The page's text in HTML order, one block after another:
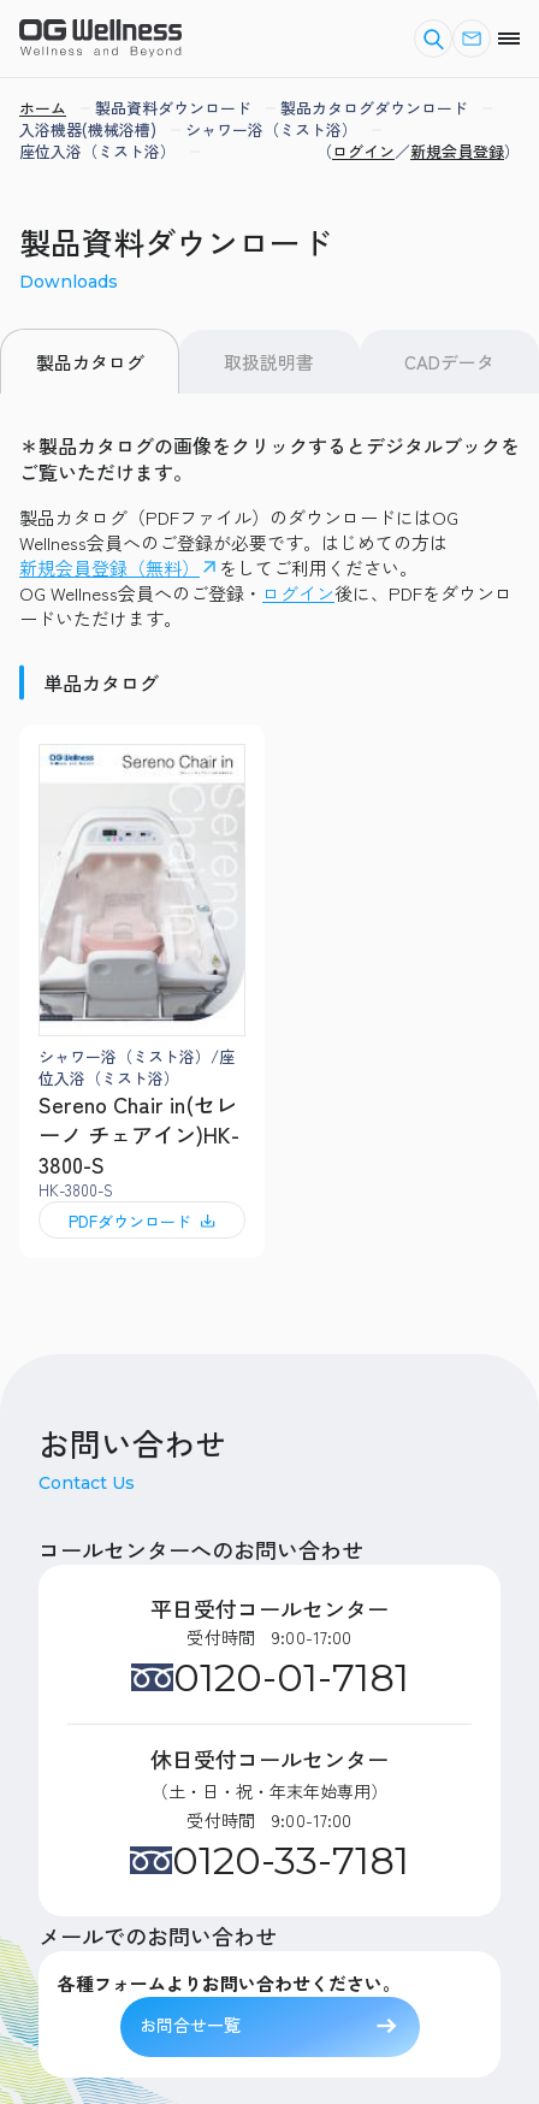
ホーム 製品資料ダウンロード
製品カタログダウンロード
入浴機器(機械浴槽)
シャワー浴（ミスト浴）
座位入浴（ミスト浴）
（ログイン／新規会員登録）
製品資料ダウンロード
Downloads
製品カタログ 取扱説明書 CADデータ
＊製品カタログの画像をクリックするとデジタルブックを
ご覧いただけます。
製品カタログ（PDFファイル）のダウンロードにはOG
Wellness会員へのご登録が必要です。はじめての方は
新規会員登録（無料）
をしてご利用ください。
OG Wellness会員へのご登録・ ログイン後に、PDFをダウンロ
ードいただけます。
単品カタログ
シャワー浴（ミスト浴）/座
位入浴（ミスト浴）
Sereno Chair in(セレ
ーノ チェアイン)HK-
3800-S
HK-3800-S
PDFダウンロード
お問い合わせ
Contact Us
コールセンターへのお問い合わせ
平日受付コールセンター
受付時間 9:00-17:00
0120-01-7181
休日受付コールセンター
（土・日・祝・年末年始専用）
受付時間 9:00-17:00
0120-33-7181
メールでのお問い合わせ
各種フォームよりお問い合わせください。
お問合せ一覧